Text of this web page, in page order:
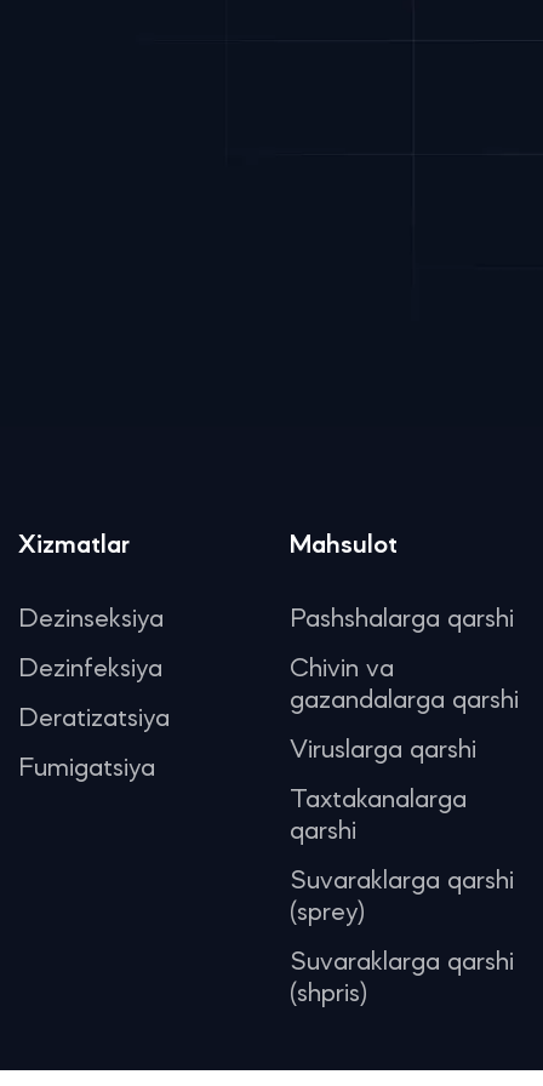
Xizmatlar
Dezinseksiya
Dezinfeksiya
Deratizatsiya
Fumigatsiya
Mahsulot
Pashshalarga qarshi
Chivin va
gazandalarga qarshi
Viruslarga qarshi
Taxtakanalarga
qarshi
Suvaraklarga qarshi
(sprey)
Suvaraklarga qarshi
(shpris)